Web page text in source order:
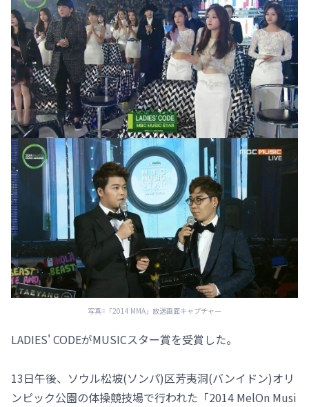
写真=「2014 MMA」放送画面キャプチャー
LADIES' CODEがMUSICスター賞を受賞した。
13日午後、ソウル松坡(ソンパ)区芳夷洞(バンイドン)オリ
ンピック公園の体操競技場で行われた「2014 MelOn Musi